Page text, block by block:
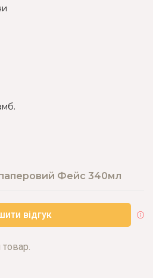
Фейс 340мл
відгук